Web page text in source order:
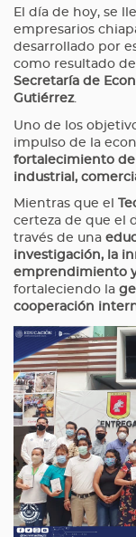
El día de hoy, se
empresarios
desarrollado por
como resultado
Secretaría de
Gutiérrez.
Uno de los
impulso de la
fortalecimiento de
industrial,
Mientras que el
certeza de que el
través de una
investigación, la
emprendimiento
fortaleciendo la
cooperación